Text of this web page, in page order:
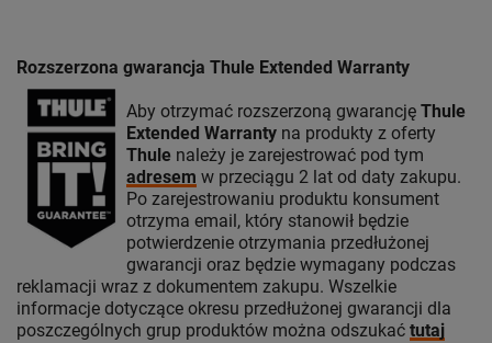
Rozszerzona gwarancja Thule Extended Warranty
Aby otrzymać rozszerzoną gwarancję Thule
Extended Warranty na produkty z oferty
Thule należy je zarejestrować pod tym
adresem w przeciągu 2 lat od daty zakupu.
Po zarejestrowaniu produktu konsument
otrzyma email, który stanowił będzie
potwierdzenie otrzymania przedłużonej
gwarancji oraz będzie wymagany podczas
reklamacji wraz z dokumentem zakupu. Wszelkie
informacje dotyczące okresu przedłużonej gwarancji dla
poszczególnych grup produktów można odszukać tutaj